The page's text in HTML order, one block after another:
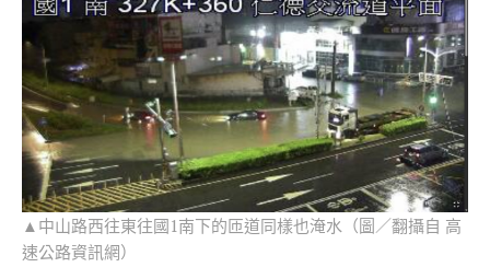
▲中山路西往東往國1南下的匝道同樣也淹水（圖／翻攝自 高
速公路資訊網）